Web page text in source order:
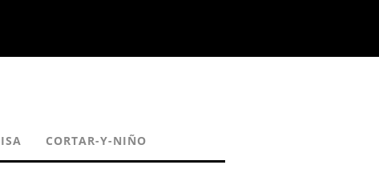
CORTAR-Y-NIÑO